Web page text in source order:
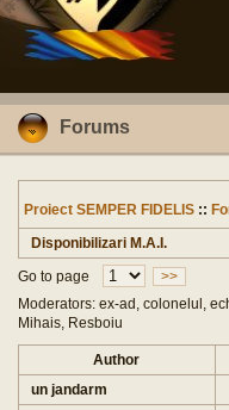
Forums
Proiect SEMPER FIDELIS ::
Disponibilizari M.A.I.
Go to page
>>
Moderators: ex-ad, colonelul,
Mihais, Resboiu
Author
un jandarm